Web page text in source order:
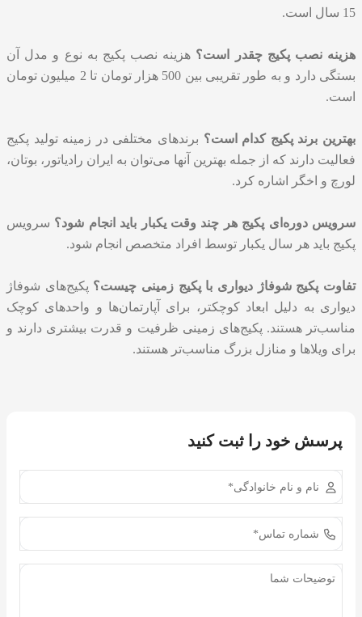
15 سال است.
هزینه نصب پکیج چقدر است؟ هزینه نصب پکیج به نوع و مدل آن
بستگی دارد و به طور تقریبی بین 500 هزار تومان تا 2 میلیون تومان
است.
بهترین برند پکیج کدام است؟ برندهای مختلفی در زمینه تولید پکیج
فعالیت دارند که از جمله بهترین آنها می‌توان به ایران رادیاتور، بوتان،
لورچ و اخگر اشاره کرد.
سرویس دوره‌ای پکیج هر چند وقت یکبار باید انجام شود؟ سرویس
پکیج باید هر سال یکبار توسط افراد متخصص انجام شود.
تفاوت پکیج شوفاژ دیواری با پکیج زمینی چیست؟ پکیج‌های شوفاژ
دیواری به دلیل ابعاد کوچکتر، برای آپارتمان‌ها و واحدهای کوچک
مناسب‌تر هستند. پکیج‌های زمینی ظرفیت و قدرت بیشتری دارند و
برای ویلاها و منازل بزرگ مناسب‌تر هستند.
پرسش خود را ثبت کنید